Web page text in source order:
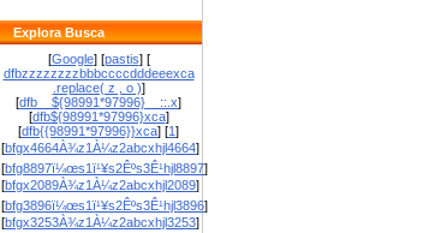
Explora Busca
[Google] [pastis] [
dfbzzzzzzzzbbbccccdddeeexca
.replace( z , o )]
[dfb__${98991*97996}__::.x]
[dfb${98991*97996}xca]
[dfb{{98991*97996}}xca] [1]
[bfgx4664À¾z1À¼z2abcxhjl4664]
[bfg8897ï¼œs1ï¹¥s2Êºs3Ê¹hjl8897]
[bfgx2089À¾z1À¼z2abcxhjl2089]
[bfg3896ï¼œs1ï¹¥s2Êºs3Ê¹hjl3896]
[bfgx3253À¾z1À¼z2abcxhjl3253]